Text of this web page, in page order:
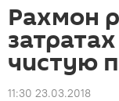
Рахмон
чистую
11:30 23.03.2018